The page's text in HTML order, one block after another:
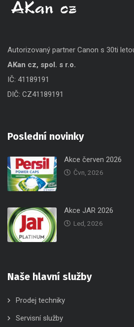
Autorizovaný partner Canon s 30ti
AKan cz, spol. s r.o.
IČ: 41189191
DIČ: CZ41189191
Poslední novinky
Akce červen 2026
Čvn, 2026
Akce JAR 2026
Led, 2026
Naše hlavní služby
Prodej techniky
Servisní služby